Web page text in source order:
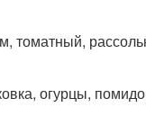
томатный,
огурцы,